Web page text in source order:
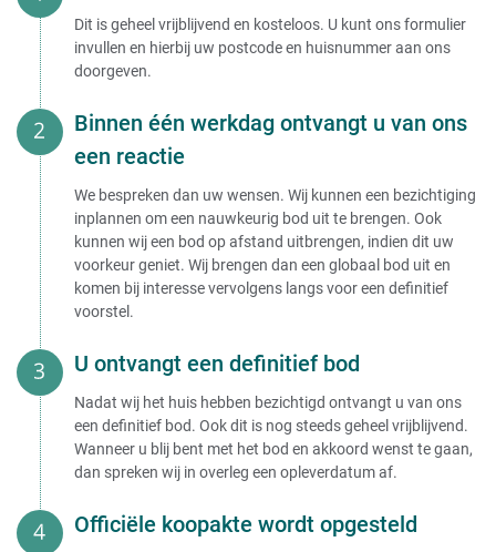
Dit is geheel vrijblijvend en kosteloos. U kunt ons formulier
invullen en hierbij uw postcode en huisnummer aan ons
doorgeven.
Binnen één werkdag ontvangt u van ons
een reactie
We bespreken dan uw wensen. Wij kunnen een bezichtiging
inplannen om een nauwkeurig bod uit te brengen. Ook
kunnen wij een bod op afstand uitbrengen, indien dit uw
voorkeur geniet. Wij brengen dan een globaal bod uit en
komen bij interesse vervolgens langs voor een definitief
voorstel.
U ontvangt een definitief bod
Nadat wij het huis hebben bezichtigd ontvangt u van ons
een definitief bod. Ook dit is nog steeds geheel vrijblijvend.
Wanneer u blij bent met het bod en akkoord wenst te gaan,
dan spreken wij in overleg een opleverdatum af.
Officiële koopakte wordt opgesteld